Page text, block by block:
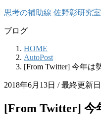
コ
テ
キ
プ
ナ
ゲ
に
動
思考の補助線 佐野彰研究室
ブログ
HOME
AutoPost
[From Twitter] 今年は
2018年6月13日 / 最終更新
[From Twitter]